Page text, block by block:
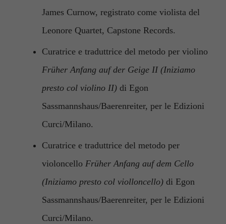
James Curnow, registrato come violista del
Leonore Quartet, Capstone Records.
Curatrice e traduttrice del metodo per violino
Früher Anfang auf der Geige II (Iniziamo
presto col violino II)di Egon
Sassmannshaus/Baerenreiter, per le Edizioni
Curci/Milano.
Curatrice e traduttrice del metodo per
violoncelloFrüher Anfang auf dem Cello
(Iniziamo presto col violloncello)di Egon
Sassmannshaus/Baerenreiter, per le Edizioni
Curci/Milano.